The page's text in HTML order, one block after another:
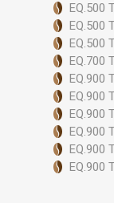
EQ.500
EQ.500
EQ.500
EQ.700
EQ.900
EQ.900
EQ.900
EQ.900
EQ.900
EQ.900